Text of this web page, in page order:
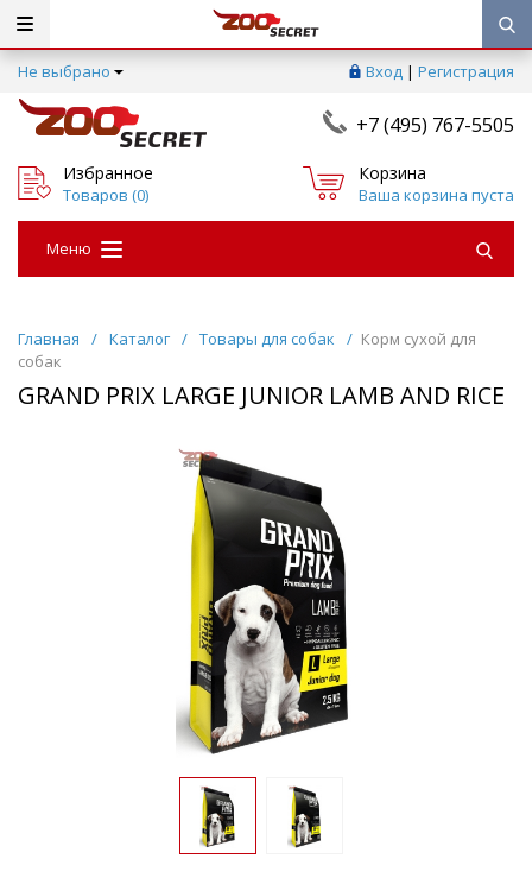
Не выбрано Вход | Регистрация
+7 (495) 767-5505
Избранное
Товаров (0)
Корзина
Ваша корзина пуста
Меню
Главная / Каталог / Товары для собак / Корм сухой для
собак
GRAND PRIX LARGE JUNIOR LAMB AND RICE